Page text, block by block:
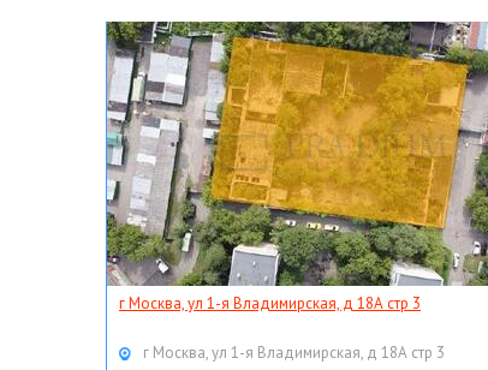
г Москва, ул 1-я Владимирская, д 18А стр 3
г Москва, ул 1-я Владимирская, д 18А стр 3